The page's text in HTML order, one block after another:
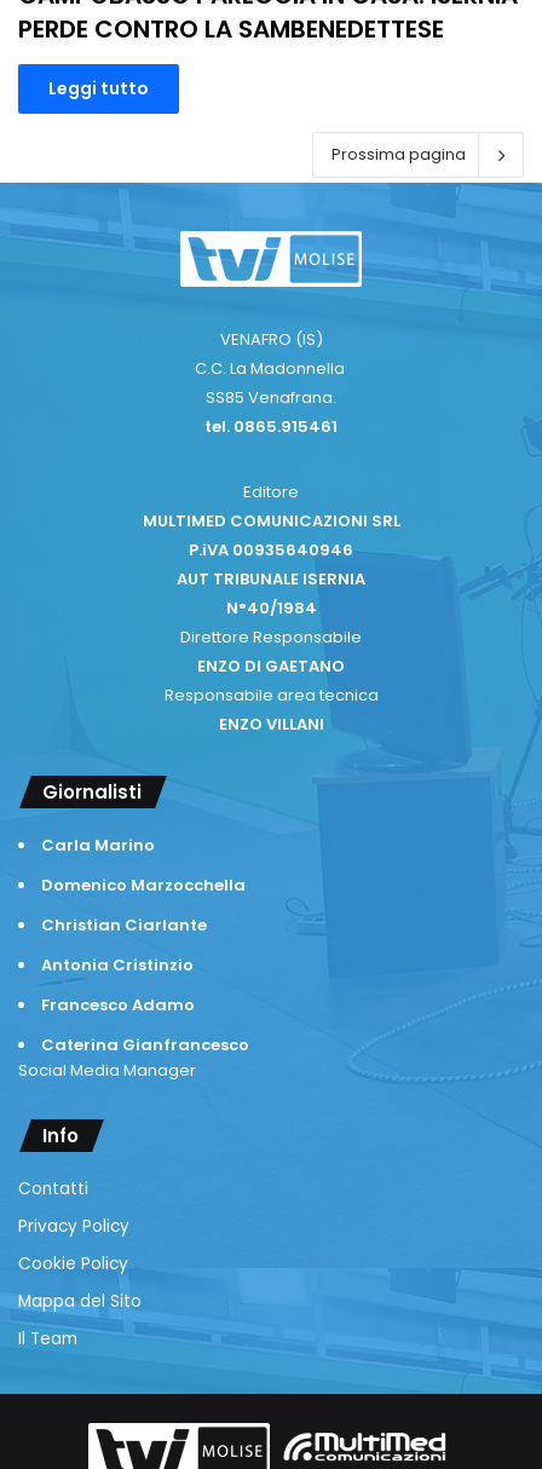
PERDE CONTRO LA SAMBENEDETTESE
Leggi tutto
Prossima pagina
VENAFRO (IS)
C.C. La Madonnella
SS85 Venafrana.
tel. 0865.915461
Editore
MULTIMED COMUNICAZIONI SRL
P.iVA 00935640946
AUT TRIBUNALE ISERNIA
N°40/1984
Direttore Responsabile
ENZO DI GAETANO
Responsabile area tecnica
ENZO VILLANI
Giornalisti
Carla Marino
Domenico Marzocchella
Christian Ciarlante
Antonia Cristinzio
Francesco Adamo
Caterina Gianfrancesco
Social Media Manager
Info
Contatti
Privacy Policy
Cookie Policy
Mappa del Sito
Il Team